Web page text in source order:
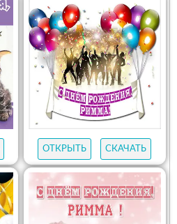
ОТКРЫТЬ СКАЧАТЬ